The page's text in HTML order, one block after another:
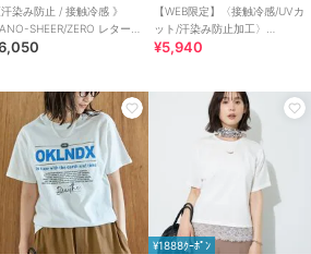
汗染み防止 / 接触冷感 》
SHEER/ZERO レターロ
【WEB限定】〈接触冷感/UVカ
ット/汗染み防止加工〉
FUNCTION 袖 レース プルオ
¥5,940
¥1888ｸｰﾎﾟﾝ